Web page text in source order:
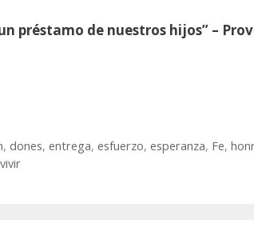
préstamo de nuestros hijos” –
, dones, entrega, esfuerzo, esperanza, Fe,
vivir